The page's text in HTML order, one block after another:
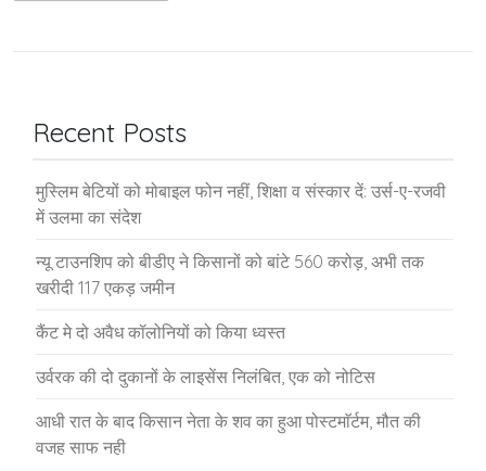
Recent Posts
मुस्लिम बेटियों को मोबाइल फोन नहीं, शिक्षा व संस्कार दें: उर्स-ए-रजवी
में उलमा का संदेश
न्यू टाउनशिप को बीडीए ने किसानों को बांटे 560 करोड़, अभी तक
खरीदी 117 एकड़ जमीन
कैंट मे दो अवैध कॉलोनियों को किया ध्वस्त
उर्वरक की दो दुकानों के लाइसेंस निलंबित, एक को नोटिस
आधी रात के बाद किसान नेता के शव का हुआ पोस्टमाॅर्टम, मौत की
वजह साफ नही